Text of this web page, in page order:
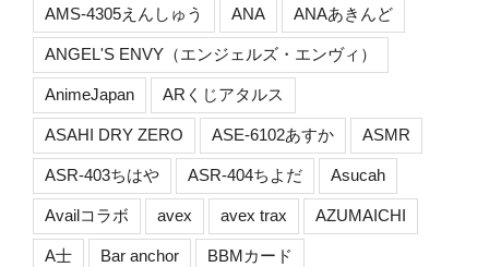
AMS-4305えんしゅう ANA ANAあきんど
ANGEL'S ENVY（エンジェルズ・エンヴィ）
AnimeJapan ARくじアタルス
ASAHI DRY ZERO ASE-6102あすか ASMR
ASR-403ちはや ASR-404ちよだ Asucah
Availコラボ avex avex trax AZUMAICHI
A士 Bar anchor BBMカード